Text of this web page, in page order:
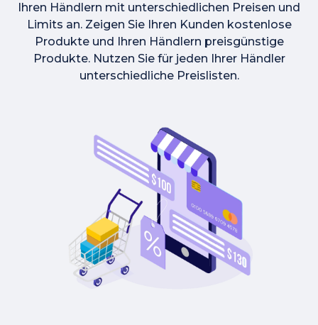
Ihren Händlern mit unterschiedlichen Preisen und
Limits an. Zeigen Sie Ihren Kunden kostenlose
Produkte und Ihren Händlern preisgünstige
Produkte. Nutzen Sie für jeden Ihrer Händler
unterschiedliche Preislisten.